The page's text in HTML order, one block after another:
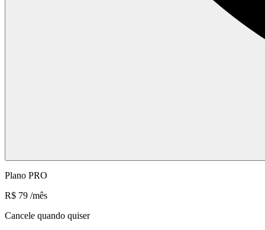
Plano PRO
R$ 79 /mês
Cancele quando quiser